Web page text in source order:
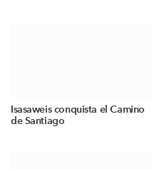
Isasaweis conquista el Camino
de Santiago